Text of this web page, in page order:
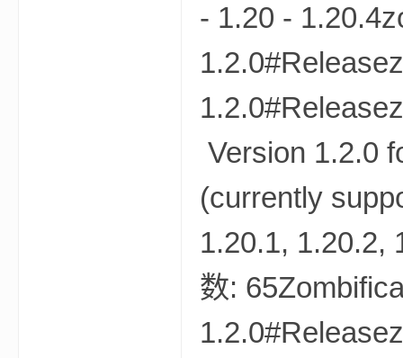
- 1.20 -
Version 1.2.0
(currently
1.20.1, 1.20.2,
数: